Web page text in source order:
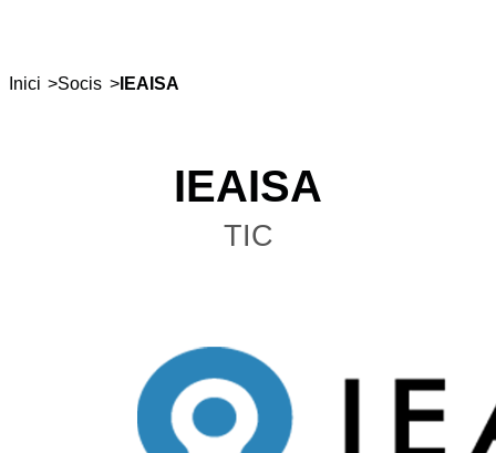
Inici >Socis >IEAISA
IEAISA
TIC